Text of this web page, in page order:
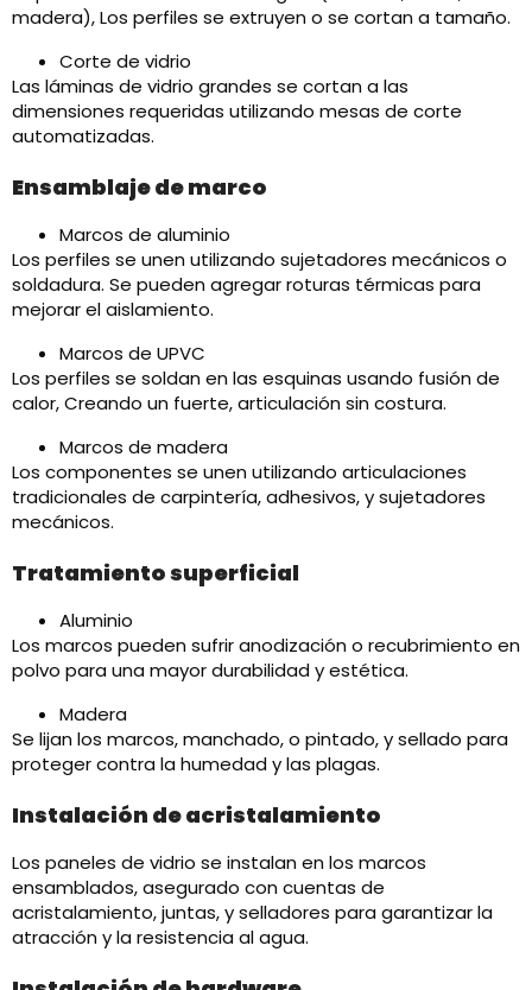
madera), Los perfiles se extruyen o se cortan a tamaño.
Corte de vidrio
Las láminas de vidrio grandes se cortan a las
dimensiones requeridas utilizando mesas de corte
automatizadas.
Ensamblaje de marco
Marcos de aluminio
Los perfiles se unen utilizando sujetadores mecánicos o
soldadura. Se pueden agregar roturas térmicas para
mejorar el aislamiento.
Marcos de UPVC
Los perfiles se soldan en las esquinas usando fusión de
calor, Creando un fuerte, articulación sin costura.
Marcos de madera
Los componentes se unen utilizando articulaciones
tradicionales de carpintería, adhesivos, y sujetadores
mecánicos.
Tratamiento superficial
Aluminio
Los marcos pueden sufrir anodización o recubrimiento en
polvo para una mayor durabilidad y estética.
Madera
Se lijan los marcos, manchado, o pintado, y sellado para
proteger contra la humedad y las plagas.
Instalación de acristalamiento
Los paneles de vidrio se instalan en los marcos
ensamblados, asegurado con cuentas de
acristalamiento, juntas, y selladores para garantizar la
atracción y la resistencia al agua.